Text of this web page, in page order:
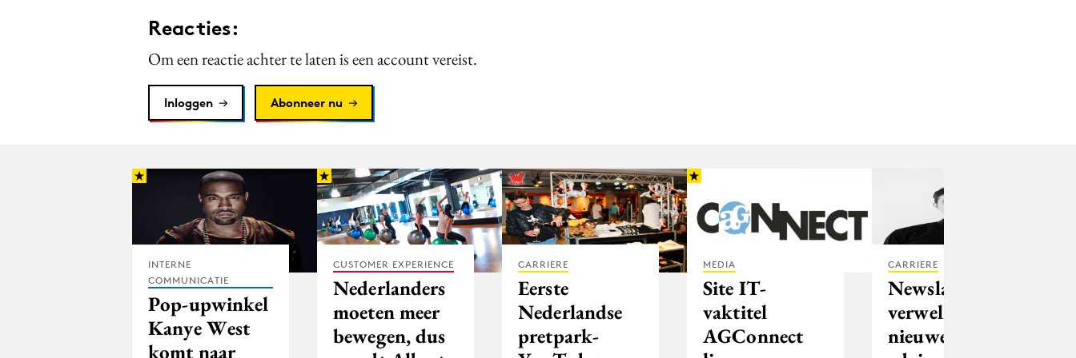
Reacties:
Om een reactie achter te laten is een account vereist.
Inloggen Abonneer nu
INTERNE
COMMUNICATIE
Pop-upwinkel
Kanye West
komt naar
CUSTOMER EXPERIENCE
Nederlanders
moeten meer
bewegen, dus
CARRIERE
Eerste
Nederlandse
pretpark-
MEDIA
Site IT-
vaktitel
AGConnect
CARRIERE
Newslab
verwelkomt
nieuwe